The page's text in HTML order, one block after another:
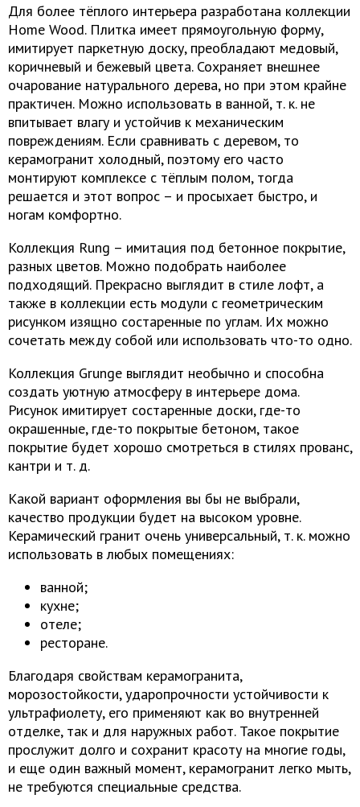
Для более тёплого интерьера разработана коллекции
Home Wood. Плитка имеет прямоугольную форму,
имитирует паркетную доску, преобладают медовый,
коричневый и бежевый цвета. Сохраняет внешнее
очарование натурального дерева, но при этом крайне
практичен. Можно использовать в ванной, т. к. не
впитывает влагу и устойчив к механическим
повреждениям. Если сравнивать с деревом, то
керамогранит холодный, поэтому его часто
монтируют комплексе с тёплым полом, тогда
решается и этот вопрос – и просыхает быстро, и
ногам комфортно.
Коллекция Rung – имитация под бетонное покрытие,
разных цветов. Можно подобрать наиболее
подходящий. Прекрасно выглядит в стиле лофт, а
также в коллекции есть модули с геометрическим
рисунком изящно состаренные по углам. Их можно
сочетать между собой или использовать что-то одно.
Коллекция Grunge выглядит необычно и способна
создать уютную атмосферу в интерьере дома.
Рисунок имитирует состаренные доски, где-то
окрашенные, где-то покрытые бетоном, такое
покрытие будет хорошо смотреться в стилях прованс,
кантри и т. д.
Какой вариант оформления вы бы не выбрали,
качество продукции будет на высоком уровне.
Керамический гранит очень универсальный, т. к. можно
использовать в любых помещениях:
ванной;
кухне;
отеле;
ресторане.
Благодаря свойствам керамогранита,
морозостойкости, ударопрочности устойчивости к
ультрафиолету, его применяют как во внутренней
отделке, так и для наружных работ. Такое покрытие
прослужит долго и сохранит красоту на многие годы,
и еще один важный момент, керамогранит легко мыть,
не требуются специальные средства.